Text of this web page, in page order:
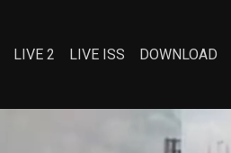
LIVE 2 LIVE ISS DOWNLOAD